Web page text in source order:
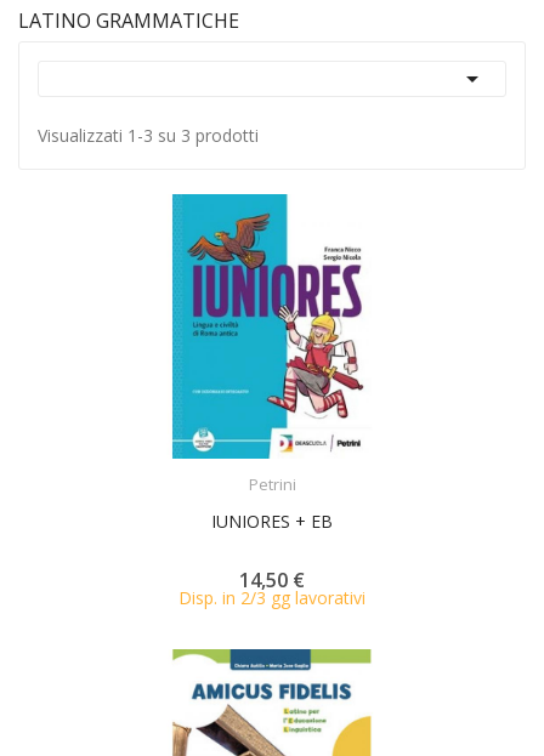
LATINO GRAMMATICHE

Visualizzati 1-3 su 3 prodotti
Petrini
IUNIORES + EB
14,50 €
Disp. in 2/3 gg lavorativi